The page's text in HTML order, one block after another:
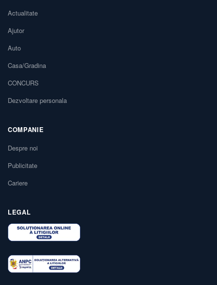
Actualitate
Ajutor
Auto
Casa/Gradina
CONCURS
Dezvoltare personala
COMPANIE
Despre noi
Publicitate
Cariere
LEGAL